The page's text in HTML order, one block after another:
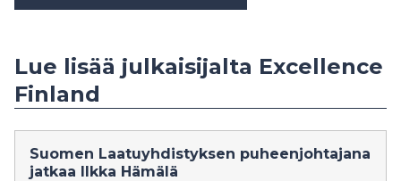
Lue lisää julkaisijalta Excellence
Finland
Suomen Laatuyhdistyksen puheenjohtajana
jatkaa Ilkka Hämälä